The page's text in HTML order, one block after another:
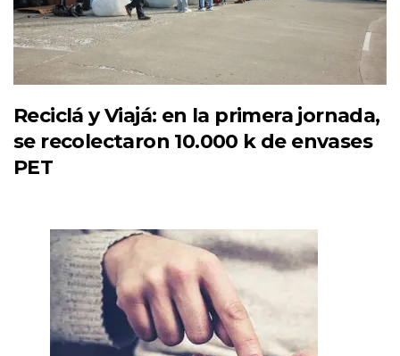
Reciclá y Viajá: en la primera jornada,
se recolectaron 10.000 k de envases
PET